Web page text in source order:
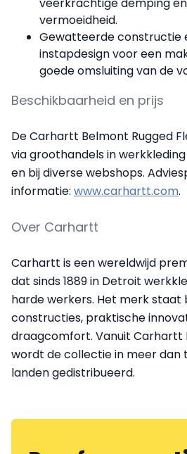
vermoeidheid.
Gewatteerde constructie
instapdesign voor een
goede omsluiting van de
Beschikbaarheid en prijs
De Carhartt Belmont Rugged
via groothandels in
en bij diverse webshops.
informatie: www.carhartt.com.
Over Carhartt
Carhartt is een wereldwijd
dat sinds 1889 in Detroit
harde werkers. Het merk staat
constructies, praktische
draagcomfort. Vanuit Carhartt
wordt de collectie in meer dan
landen gedistribueerd.